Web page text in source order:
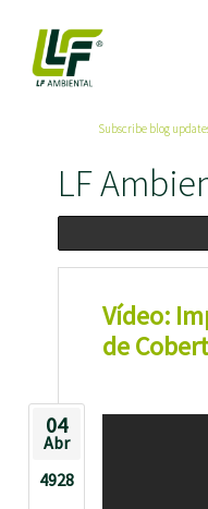
Subscribe blog
LF
Vídeo:
de
04
Abr
4928